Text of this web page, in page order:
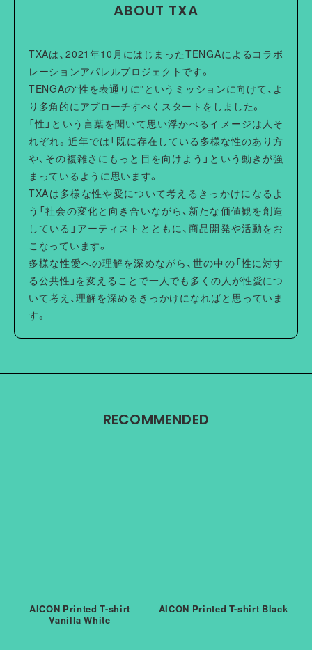
・蛍光増白剤が入っていない洗剤をご使用ください。
崩れすることがあります。
・プリント部分には当て布をしてアイロンをかけてくださ
い。
ABOUT TXA
TXAは、2021年10月にはじまったTENGAによるコラボ
レーションアパレルプロジェクトです。
TENGAの“性を表通りに”というミッションに向けて、よ
り多角的にアプローチすべくスタートをしました。
「性」という言葉を聞いて思い浮かべるイメージは人そ
れぞれ。近年では「既に存在している多様な性のあり方
や、その複雑さにもっと目を向けよう」という動きが強
まっているように思います。
TXAは多様な性や愛について考えるきっかけになるよ
う「社会の変化と向き合いながら、新たな価値観を創造
している」アーティストとともに、商品開発や活動をお
こなっています。
多様な性愛への理解を深めながら、世の中の「性に対す
る公共性」を変えることで一人でも多くの人が性愛につ
いて考え、理解を深めるきっかけになればと思っていま
す。
RECOMMENDED
AICON Printed T-shirt
Vanilla White
AICON Printed T-shirt Black